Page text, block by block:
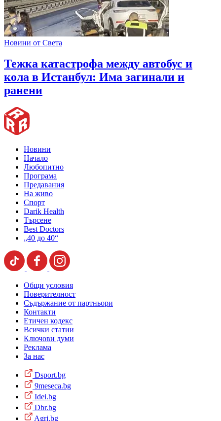
Новини от Света
Тежка катастрофа между автобус и
кола в Истанбул: Има загинали и
ранени
Новини
Начало
Любопитно
Програма
Предавания
На живо
Спорт
Darik Health
Търсене
Best Doctors
„40 до 40“
Общи условия
Поверителност
Съдържание от партньори
Контакти
Етичен кодекс
Всички статии
Ключови думи
Реклама
За нас
Dsport.bg
9meseca.bg
Idei.bg
Dbr.bg
Agri.bg